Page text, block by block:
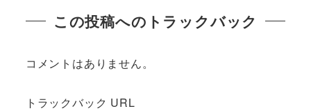
この投稿へのトラックバック
コメントはありません。
トラックバック URL